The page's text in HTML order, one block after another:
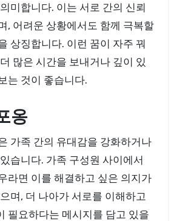
미합니다. 이는 서로 간의 신뢰
, 어려운 상황에서도 함께 극복할
상징합니다. 이런 꿈이 자주 꿔
많은 시간을 보내거나 깊이 있
는 것이 좋습니다.
옹
가족 간의 유대감을 강화하거나
습니다. 가족 구성원 사이에서
라면 이를 해결하고 싶은 의지가
며, 더 나아가 서로를 이해하고
필요하다는 메시지를 담고 있을